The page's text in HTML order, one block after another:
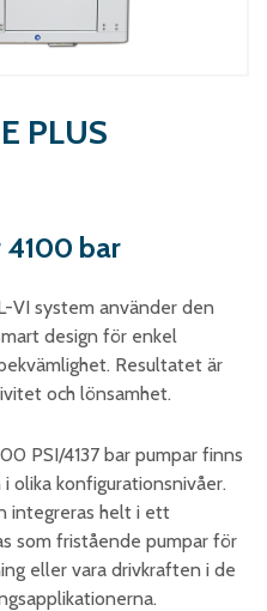
PLUS
4100 bar
VI system använder den
design för enkel
Resultatet är
och lönsamhet.
PSI/4137 bar pumpar finns
olika konfigurationsnivåer.
integreras helt i ett
som fristående pumpar för
eller vara drivkraften i de
Metaller – Övriga icke-
järnbaserade metaller
Sten, kakel och keramiska
material
Skumplast och isolering
Om WJS
Arbeta hos WJS
Bli representant
Spare Parts Login
Kontakta oss